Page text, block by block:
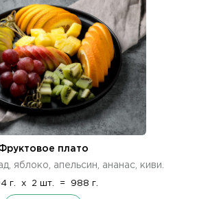
плато
яблоко, апельсин, ананас, киви.
г. x 2 шт. = 988 г.